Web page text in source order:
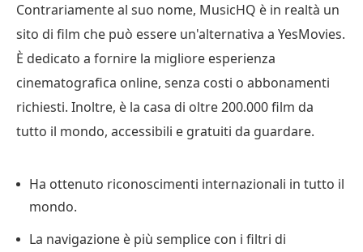
Contrariamente al suo nome, MusicHQ è in realtà un
sito di film che può essere un'alternativa a YesMovies.
È dedicato a fornire la migliore esperienza
cinematografica online, senza costi o abbonamenti
richiesti. Inoltre, è la casa di oltre 200.000 film da
tutto il mondo, accessibili e gratuiti da guardare.
Ha ottenuto riconoscimenti internazionali in tutto il
mondo.
La navigazione è più semplice con i filtri di